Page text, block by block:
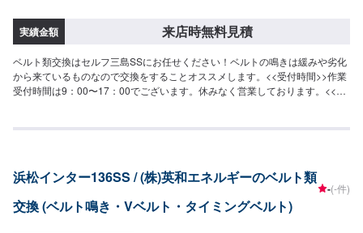
実績金額 来店時無料見積
ベルト類交換はセルフ三島SSにお任せください！ベルトの鳴きは緩みや劣化
から来ているものなので交換をすることオススメします。<<受付時間>>作業
受付時間は9：00〜17：00でございます。休みなく営業しております。<<ア
浜松インター136SS / (株)英和エネルギーのベルト類
交換 (ベルト鳴き・Vベルト・タイミングベルト)
-(-件)